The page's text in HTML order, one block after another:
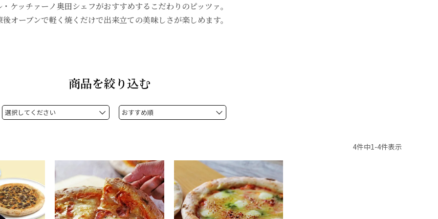
・ケッチァーノ奥田シェフがおすすめするこだわりのピッツァ。
後オーブンで軽く焼くだけで出来立ての美味しさが楽しめます。
商品を絞り込む
4件中1-4件表示